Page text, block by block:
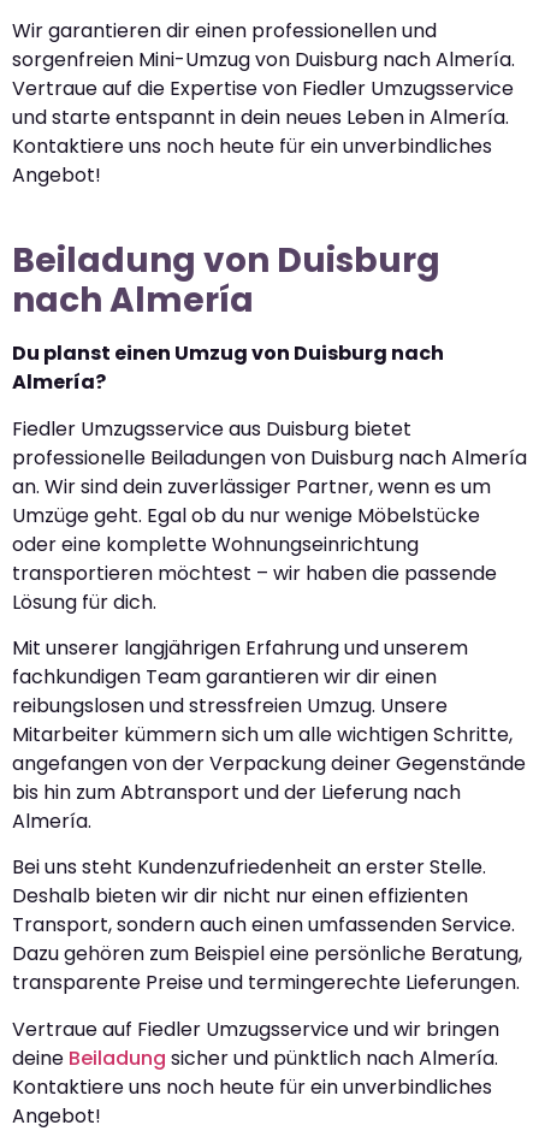
Wir garantieren dir einen professionellen und
sorgenfreien Mini-Umzug von Duisburg nach Almería.
Vertraue auf die Expertise von Fiedler Umzugsservice
und starte entspannt in dein neues Leben in Almería.
Kontaktiere uns noch heute für ein unverbindliches
Angebot!
Beiladung von Duisburg
nach Almería
Du planst einen Umzug von Duisburg nach
Almería?
Fiedler Umzugsservice aus Duisburg bietet
professionelle Beiladungen von Duisburg nach Almería
an. Wir sind dein zuverlässiger Partner, wenn es um
Umzüge geht. Egal ob du nur wenige Möbelstücke
oder eine komplette Wohnungseinrichtung
transportieren möchtest – wir haben die passende
Lösung für dich.
Mit unserer langjährigen Erfahrung und unserem
fachkundigen Team garantieren wir dir einen
reibungslosen und stressfreien Umzug. Unsere
Mitarbeiter kümmern sich um alle wichtigen Schritte,
angefangen von der Verpackung deiner Gegenstände
bis hin zum Abtransport und der Lieferung nach
Almería.
Bei uns steht Kundenzufriedenheit an erster Stelle.
Deshalb bieten wir dir nicht nur einen effizienten
Transport, sondern auch einen umfassenden Service.
Dazu gehören zum Beispiel eine persönliche Beratung,
transparente Preise und termingerechte Lieferungen.
Vertraue auf Fiedler Umzugsservice und wir bringen
deine Beiladung sicher und pünktlich nach Almería.
Kontaktiere uns noch heute für ein unverbindliches
Angebot!